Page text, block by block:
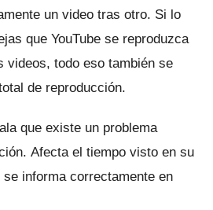
un video tras otro. Si lo
que YouTube se reproduzca
videos, todo eso también se
de reproducción.
que existe un problema
Afecta el tiempo visto en su
informa correctamente en